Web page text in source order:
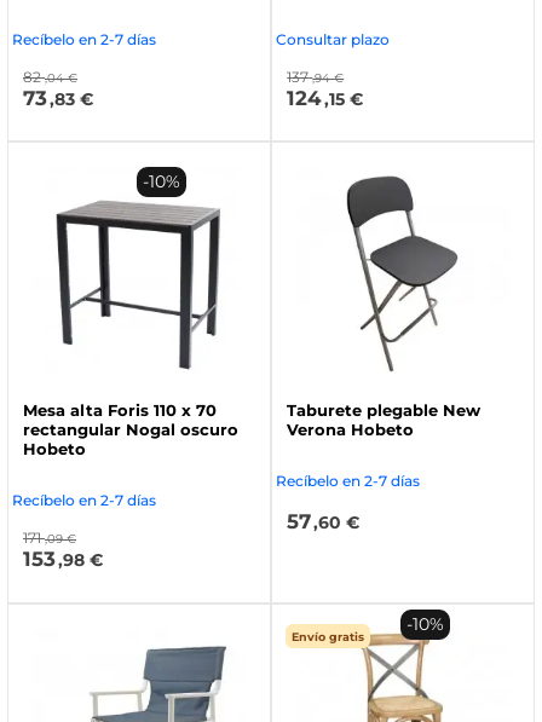
Recíbelo en 2-7 días
82 ,04 €
73,83 €
Consultar plazo
137 ,94 €
124,15 €
Mesa alta Foris 110 x 70
rectangular Nogal oscuro
Hobeto
Recíbelo en 2-7 días
171 ,09 €
153,98 €
-10%
Taburete plegable New
Verona Hobeto
Recíbelo en 2-7 días
57,60 €
Envío gratis
-10%